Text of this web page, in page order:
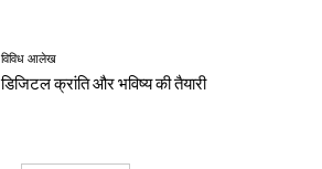
विविध आलेख
डिजिटल क्रांति और भविष्य की तैयारी